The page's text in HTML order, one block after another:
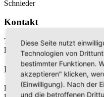
Schnieder
Kontakt
Telefon: +49 (0) 23 63 377 0
E-Mail: info@hohe-mark-
Redaktionell
Hohe Mark Tourismus e. V.
Diese Seite nutzt
Technologien von
bestimmter Funktionen.
akzeptieren" klicken,
(Einwilligung). Nach der
und die betroffenen